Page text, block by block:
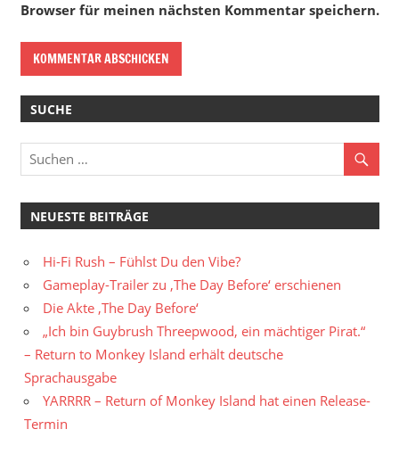
Browser für meinen nächsten Kommentar speichern.
SUCHE
NEUESTE BEITRÄGE
Hi-Fi Rush – Fühlst Du den Vibe?
Gameplay-Trailer zu ‚The Day Before‘ erschienen
Die Akte ‚The Day Before‘
„Ich bin Guybrush Threepwood, ein mächtiger Pirat.“
– Return to Monkey Island erhält deutsche
Sprachausgabe
YARRRR – Return of Monkey Island hat einen Release-
Termin